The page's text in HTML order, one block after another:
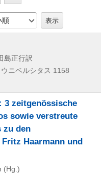
順
島正行訳
ニベルシタス 1158
3 zeitgenössische
sowie verstreute
zu den
Haarmann und
(Hg.)